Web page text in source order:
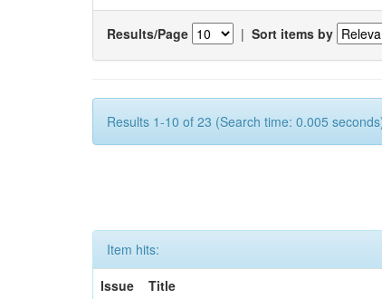
Results/Page | Sort items by
Results 1-10 of 23 (Search time: 0.005
Item hits:
Issue
Title